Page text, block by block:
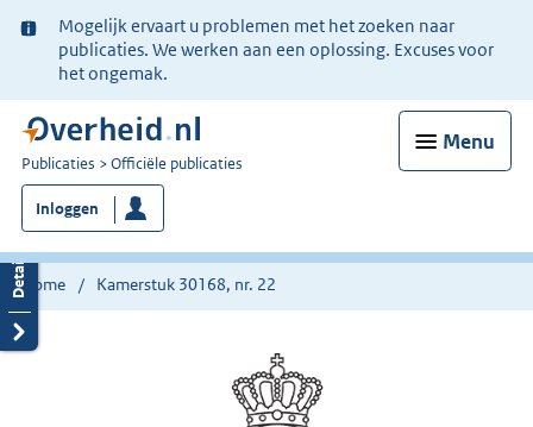
Ter
informatie:
Mogelijk ervaart u problemen met het zoeken naar
publicaties. We werken aan een oplossing. Excuses voor
het ongemak.
Menu
U
bent
nu
hier:
Publicaties Officiële publicaties
Inloggen
Home Kamerstuk 30168, nr. 22